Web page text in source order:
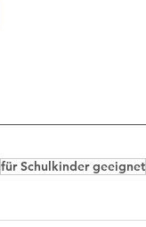
für Schulkinder geeignet